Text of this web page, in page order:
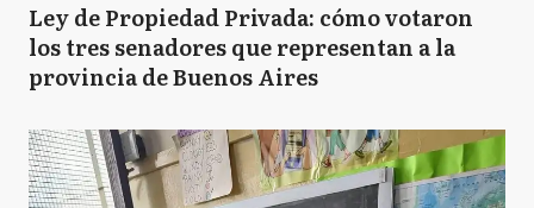
Ley de Propiedad Privada: cómo votaron
los tres senadores que representan a la
provincia de Buenos Aires